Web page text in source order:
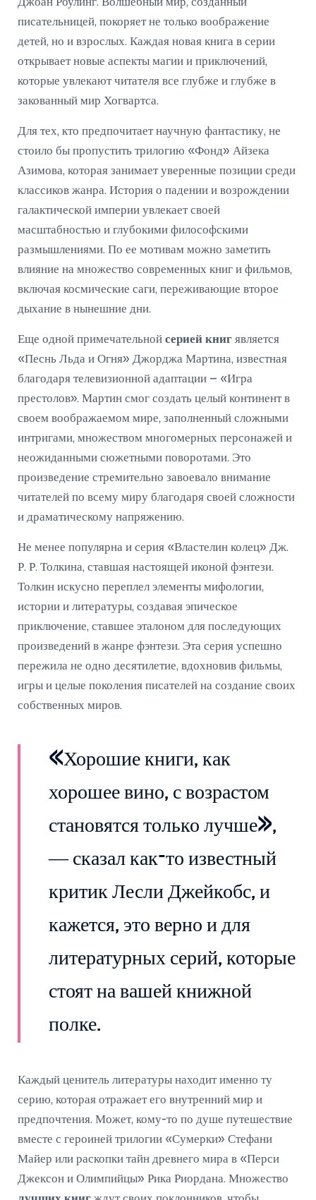
Джоан Роулинг. Волшебный мир, созданный
писательницей, покоряет не только воображение
детей, но и взрослых. Каждая новая книга в серии
открывает новые аспекты магии и приключений,
которые увлекают читателя все глубже и глубже в
закованный мир Хогвартса.
Для тех, кто предпочитает научную фантастику, не
стоило бы пропустить трилогию «Фонд» Айзека
Азимова, которая занимает уверенные позиции среди
классиков жанра. История о падении и возрождении
галактической империи увлекает своей
масштабностью и глубокими философскими
размышлениями. По ее мотивам можно заметить
влияние на множество современных книг и фильмов,
включая космические саги, переживающие второе
дыхание в нынешние дни.
Еще одной примечательной серией книг является
«Песнь Льда и Огня» Джорджа Мартина, известная
благодаря телевизионной адаптации – «Игра
престолов». Мартин смог создать целый континент в
своем воображаемом мире, заполненный сложными
интригами, множеством многомерных персонажей и
неожиданными сюжетными поворотами. Это
произведение стремительно завоевало внимание
читателей по всему миру благодаря своей сложности
и драматическому напряжению.
Не менее популярна и серия «Властелин колец» Дж.
Р. Р. Толкина, ставшая настоящей иконой фэнтези.
Толкин искусно переплел элементы мифологии,
истории и литературы, создавая эпическое
приключение, ставшее эталоном для последующих
произведений в жанре фэнтези. Эта серия успешно
пережила не одно десятилетие, вдохновив фильмы,
игры и целые поколения писателей на создание своих
собственных миров.
«Хорошие книги, как
хорошее вино, с возрастом
становятся только лучше»,
— сказал как-то известный
критик Лесли Джейкобс, и
кажется, это верно и для
литературных серий, которые
стоят на вашей книжной
полке.
Каждый ценитель литературы находит именно ту
серию, которая отражает его внутренний мир и
предпочтения. Может, кому-то по душе путешествие
вместе с героиней трилогии «Сумерки» Стефани
Майер или раскопки тайн древнего мира в «Перси
Джексон и Олимпийцы» Рика Риордана. Множество